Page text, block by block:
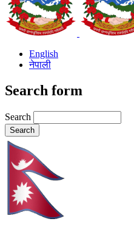
English
नेपाली
Search form
Search